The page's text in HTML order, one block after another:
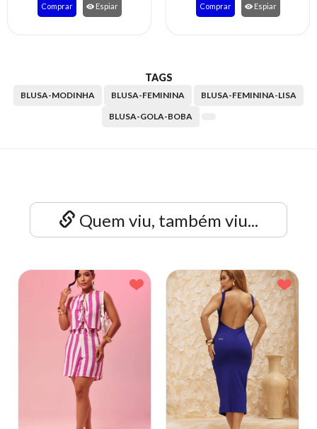
Comprar Espiar Comprar Espiar
TAGS
BLUSA-MODINHA BLUSA-FEMININA
BLUSA-FEMININA-LISA
BLUSA-GOLA-BOBA
Quem viu, também viu...